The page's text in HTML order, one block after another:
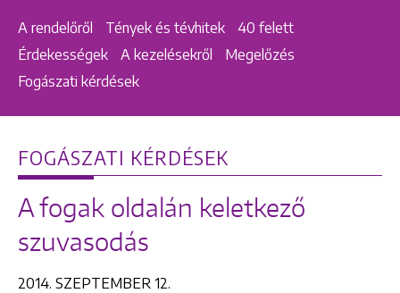
A rendelőről Tények és tévhitek
40 felett
Érdekességek
A kezelésekről
Megelőzés
Fogászati kérdések
FOGÁSZATI KÉRDÉSEK
A fogak oldalán keletkező
szuvasodás
2014. SZEPTEMBER 12.